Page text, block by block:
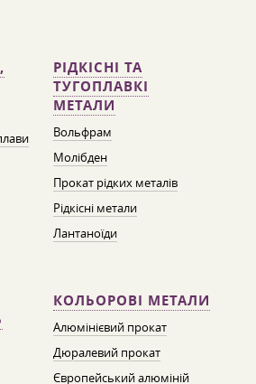
РІДКІСНІ ТА
ТУГОПЛАВКІ
МЕТАЛИ
Вольфрам
Молібден
Прокат рідких металів
Рідкісні метали
Лантаноїди
КОЛЬОРОВІ МЕТАЛИ
Алюмінієвий прокат
Дюралевий прокат
Європейський алюміній